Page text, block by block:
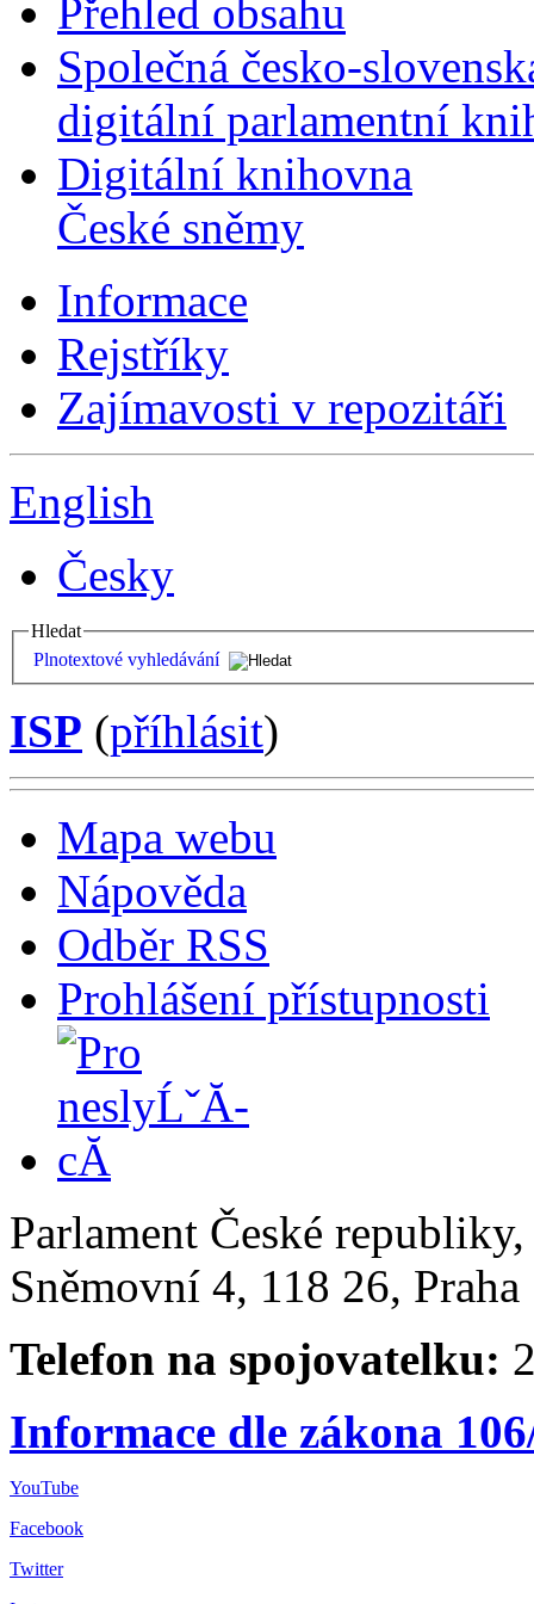
Přehled obsahu
Společná česko-
digitální parlamentní
Digitální knihovna
České sněmy
Informace
Rejstříky
Zajímavosti v repozitáři
English
Česky
Hledat
Plnotextové vyhledávání
ISP (příhlásit)
Mapa webu
Nápověda
Odběr RSS
Prohlášení přístupnosti
Parlament České
Sněmovní 4, 118 26,
Telefon na spojovatelku:
Informace dle zákona
YouTube
Facebook
Twitter